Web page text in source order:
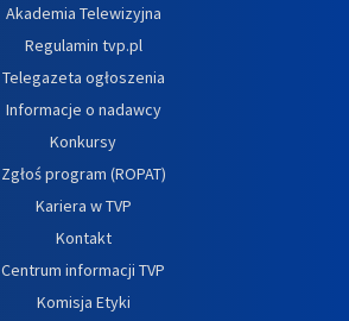
Akademia Telewizyjna
Regulamin tvp.pl
Telegazeta ogłoszenia
Informacje o nadawcy
Konkursy
Zgłoś program (ROPAT)
Kariera w TVP
Kontakt
Centrum informacji TVP
Komisja Etyki